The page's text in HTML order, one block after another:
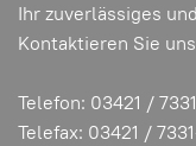
Ihr zuverlässiges
Kontaktieren Sie
Telefon: 03421 /
Telefax: 03421 /